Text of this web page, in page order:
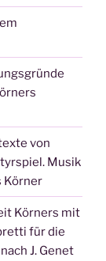
von
Musik
Körner
Körners mit
für die
J. Genet